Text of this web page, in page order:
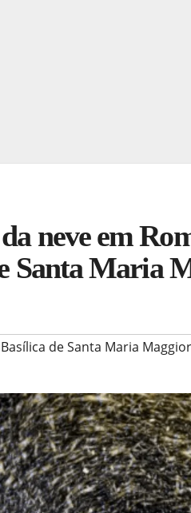
neve em
Santa Maria
Basílica de Santa Maria